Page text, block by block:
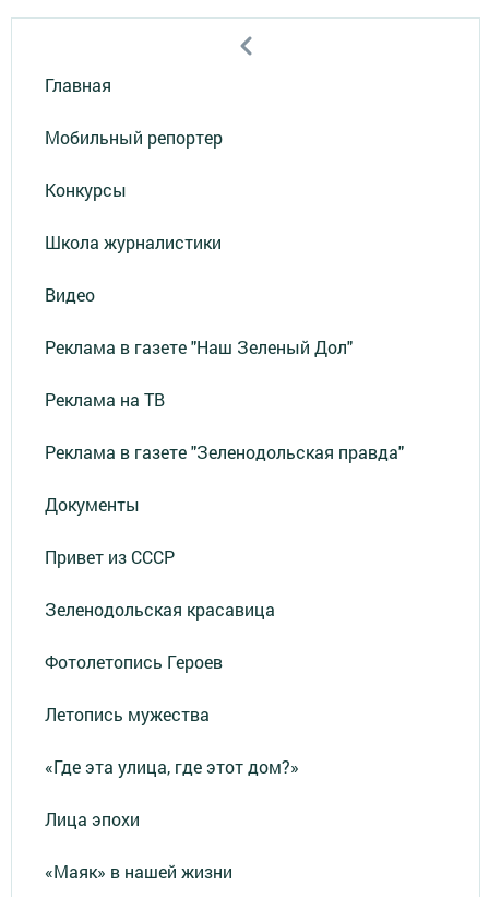
Главная
Мобильный репортер
Конкурсы
Школа журналистики
Видео
Реклама в газете "Наш Зеленый Дол"
Реклама на ТВ
Реклама в газете "Зеленодольская правда"
Документы
Привет из СССР
Зеленодольская красавица
Фотолетопись Героев
Летопись мужества
«Где эта улица, где этот дом?»
Лица эпохи
«Маяк» в нашей жизни